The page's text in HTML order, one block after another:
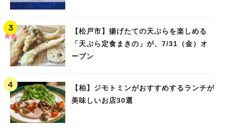
【松戸市】揚げたての天ぷらを楽しめる
「天ぷら定食まきの」が、7/31（金）オ
ープン
【柏】ジモトミンがおすすめするランチが
美味しいお店30選